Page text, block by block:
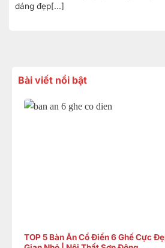
dáng đẹp[...]
Bài viết nổi bật
TOP 5 Bàn Ăn Cổ Điển 6 Ghế Cực